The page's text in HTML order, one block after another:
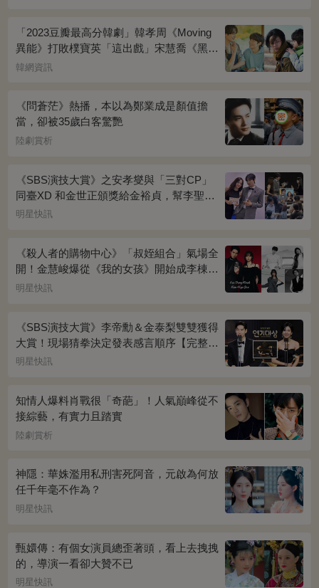
「2023豆瓣最高分韓劇」韓孝周《Moving
異能》打敗樸寶英「這出戲」宋慧喬《黑暗
榮耀》奪冠
韓網資訊
《問蒼茫》熱播，本以為鄭業成是顏值擔
當，卻被35歲白客驚艷
陸劇賞析
《SBS演技大賞》之安孝燮與「三對CP」
同臺XD 和金世正頒獎給金裕貞，幫李聖經
披外套超甜~
明星快訊
《殺人者的購物中心》「叔姪組合」氣場全
開！金慧峻爆從《我的女孩》開始成李棟旭
迷妹~
明星快訊
《SBS演技大賞》李帝勳＆金泰梨雙雙獲得
大賞！現場猜拳決定發表感言順序【完整得
獎名單】
明星快訊
知情人爆料肖戰很「奇葩」！人氣巔峰從不
接綜藝，有實力且踏實
陸劇賞析
神隱：華姝濫用私刑害死阿音，元啟為何放
任千年毫不作為？
明星快訊
甄嬛傳：有個女演員總歪著頭，看上去拽拽
的，導演一看卻大贊不已
明星快訊